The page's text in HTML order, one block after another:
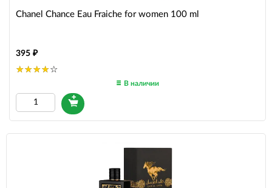
Chanel Chance Eau Fraiche for women 100 ml
395
В наличии